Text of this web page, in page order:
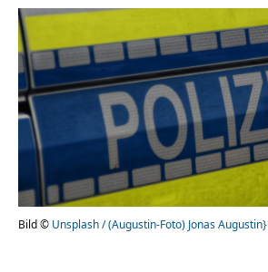
Unternehmen
Das geheime Geräusch
Wandern
Fotobox
Amphibienschutz
Team
Programm
Service
Nachgehört
Podcast
Handwerker
Bild © Unsplash / (Augustin-Foto) Jonas Augustin}